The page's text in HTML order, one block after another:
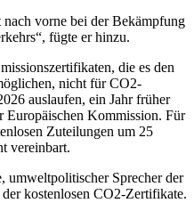
vorne bei der Bekämpfung
fügte er hinzu.
die es den
nicht für CO2-
auslaufen, ein Jahr früher
Europäischen Kommission. Für
Zuteilungen um 25
vereinbart.
umweltpolitischer Sprecher der
kostenlosen CO2-Zertifikate.